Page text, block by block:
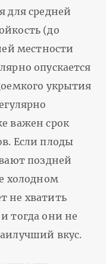
для средней
(до
местности
опускается
укрытия
важен срок
Если плоды
поздней
холодном
не хватить
тогда они не
вкус.